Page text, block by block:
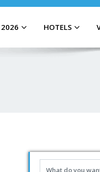
2026 HOTELS